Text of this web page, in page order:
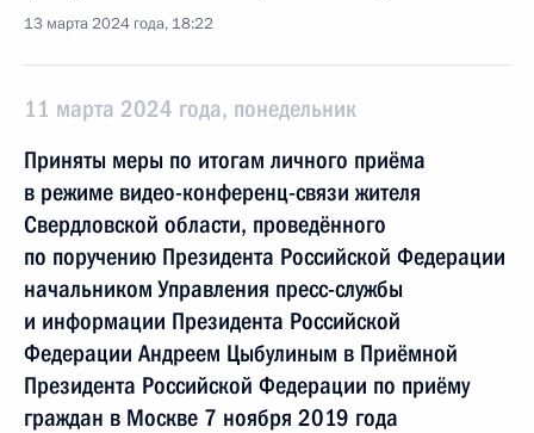
13 марта 2024 года, 18:22
11 марта 2024 года, понедельник
Приняты меры по итогам личного приёма
в режиме видео-конференц-связи жителя
Свердловской области, проведённого
по поручению Президента Российской Федерации
начальником Управления пресс-службы
и информации Президента Российской
Федерации Андреем Цыбулиным в Приёмной
Президента Российской Федерации по приёму
граждан в Москве 7 ноября 2019 года